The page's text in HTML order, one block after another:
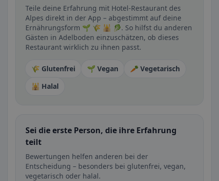
Teile deine Erfahrung mit Hotel-Restaurant des
Alpes direkt in der App – abgestimmt auf deine
Ernährungsform 🌱 🌾 🕌 🥬. So hilfst du anderen
Gästen in Adelboden einzuschätzen, ob dieses
Restaurant wirklich zu ihnen passt.
🌾 Glutenfrei 🌱 Vegan
🥕 Vegetarisch
🕌 Halal
Sei die erste Person, die ihre Erfahrung
teilt
Bewertungen helfen anderen bei der
Entscheidung – besonders bei glutenfrei, vegan,
vegetarisch oder halal.